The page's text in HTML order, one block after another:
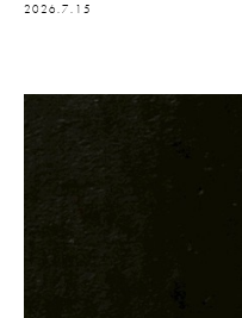
2026.7.15